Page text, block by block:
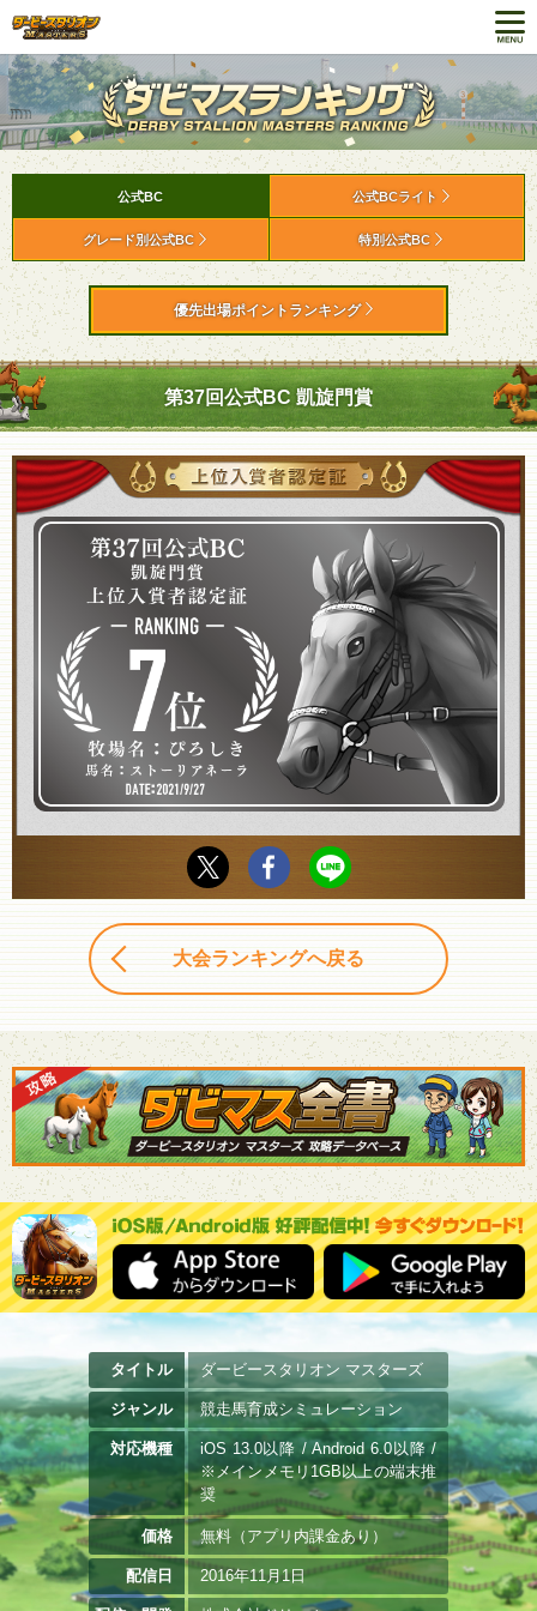
公式BC 公式BCライト
グレード別公式BC 特別公式BC
優先出場ポイントランキング
第37回公式BC 凱旋門賞
大会ランキングへ戻る
タイトル ダービースタリオン マスターズ
ジャンル 競走馬育成シミュレーション
対応機種
iOS 13.0以降 / Android 6.0以降 /
※メインメモリ1GB以上の端末推
奨
価格 無料（アプリ内課金あり）
配信日 2016年11月1日